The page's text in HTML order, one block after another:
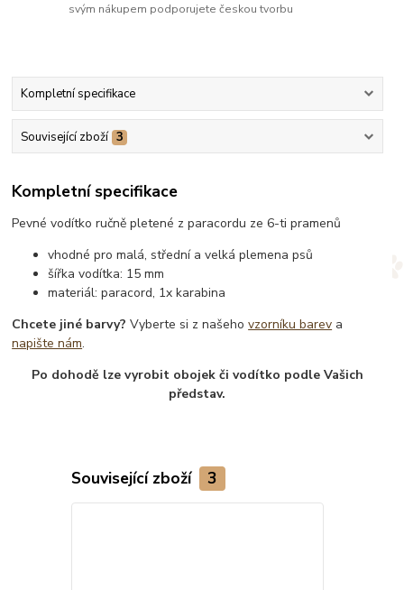
svým nákupem podporujete českou tvorbu
Kompletní specifikace
Související zboží 3
Kompletní specifikace
Pevné vodítko ručně pletené z paracordu ze 6-ti pramenů
vhodné pro malá, střední a velká plemena psů
šířka vodítka: 15 mm
materiál: paracord, 1x karabina
Chcete jiné barvy? Vyberte si z našehovzorníku barev a
napište nám.
Po dohodě lze vyrobit obojek či vodítko podle Vašich
představ.
Související zboží 3